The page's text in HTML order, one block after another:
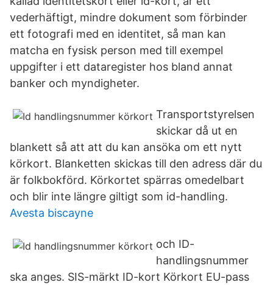
vederhäftigt, mindre dokument som förbinder
ett fotografi med en identitet, så man kan
matcha en fysisk person med till exempel
uppgifter i ett dataregister hos bland annat
banker och myndigheter.
Transportstyrelsen
skickar då ut en
blankett så att att du kan ansöka om ett nytt
körkort. Blanketten skickas till den adress där du
är folkbokförd. Körkortet spärras omedelbart
och blir inte längre giltigt som id-handling.
Avesta biscayne
och ID-​
handlingsnummer
ska anges. SIS-märkt ID-kort Körkort EU-pass